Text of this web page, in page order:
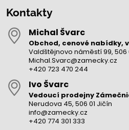
Kontakty
Michal Švarc
Obchod, cenové nabídky,
Valdštějnovo náměstí 99, 506
Michal.Svarc@zamecky.cz
+420 723 470 244
Ivo Švarc
Vedoucí prodejny
Nerudova 45, 506 01 Jičín
info@zamecky.cz
+420 774 301 333